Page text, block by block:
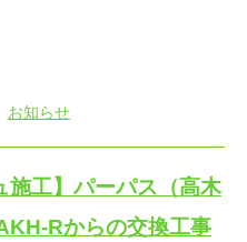
お知らせ
施工】パーパス（高木
Rからの交換工事